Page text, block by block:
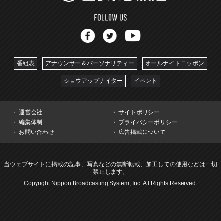
番組表 アナウンサー＆パーソナリティー オールナイトニッポン
ショウアップナイター イベント
運営会社
サイトポリシー
編集体制
プライバシーポリシー
お問い合わせ
広告掲載について
当ウェブサイトに掲載の記事、写真などの無断転載、加工しての使用などは一切
禁止します。
Copyright Nippon Broadcasting System, Inc. All Rights Reserved.